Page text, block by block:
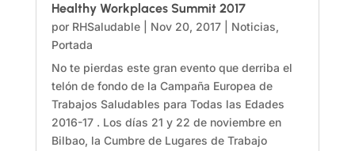
Healthy Workplaces Summit 2017
por RHSaludable| Nov 20, 2017| Noticias,
Portada
No te pierdas este gran evento que derriba el
telón de fondo de la Campaña Europea de
Trabajos Saludables para Todas las Edades
2016-17 . Los días 21 y 22 de noviembre en
Bilbao, la Cumbre de Lugares de Trabajo